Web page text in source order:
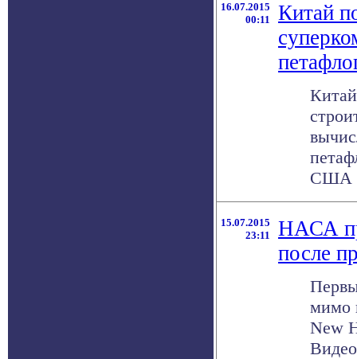
16.07.2015
00:11
Китай
США
15.07.2015
23:11
НАСА
после
мимо
New